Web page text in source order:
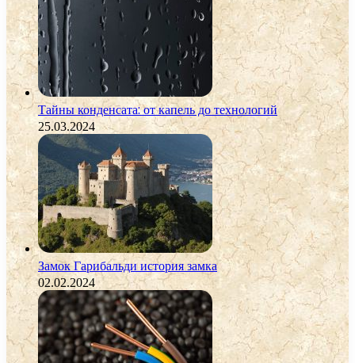
Тайны конденсата: от капель до технологий
25.03.2024
Замок Гарибальди история замка
02.02.2024